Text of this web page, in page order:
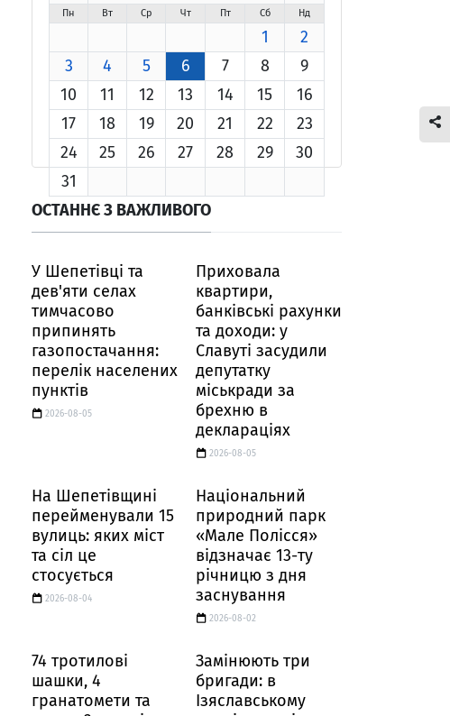
Пн Вт Ср Чт Пт Сб Нд
1
2
3
4 5 6 7 8
9
10
11 12 13 14 15
16
17
18 19 20 21 22
23
24
25 26 27 28 29
30
31
ОСТАННЄ З ВАЖЛИВОГО
У Шепетівці та
дев'яти селах
тимчасово
припинять
газопостачання:
перелік населених
пунктів
2026-08-05
Приховала
квартири,
банківські рахунки
та доходи: у
Славуті засудили
депутатку
міськради за
брехню в
деклараціях
2026-08-05
На Шепетівщині
перейменували 15
вулиць: яких міст
та сіл це
стосується
2026-08-04
Національний
природний парк
«Мале Полісся»
відзначає 13-ту
річницю з дня
заснування
2026-08-02
74 тротилові
шашки, 4
гранатомети та
Замінюють три
бригади: в
Ізяславському